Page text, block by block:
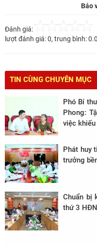
Báo
Đánh giá:
lượt đánh giá:0, trung bình:
TIN CÙNG CHUYÊN MỤC
Phó Bí
Phong:
việc
Phát huy
trưởng
Chuẩn bị
thứ 3